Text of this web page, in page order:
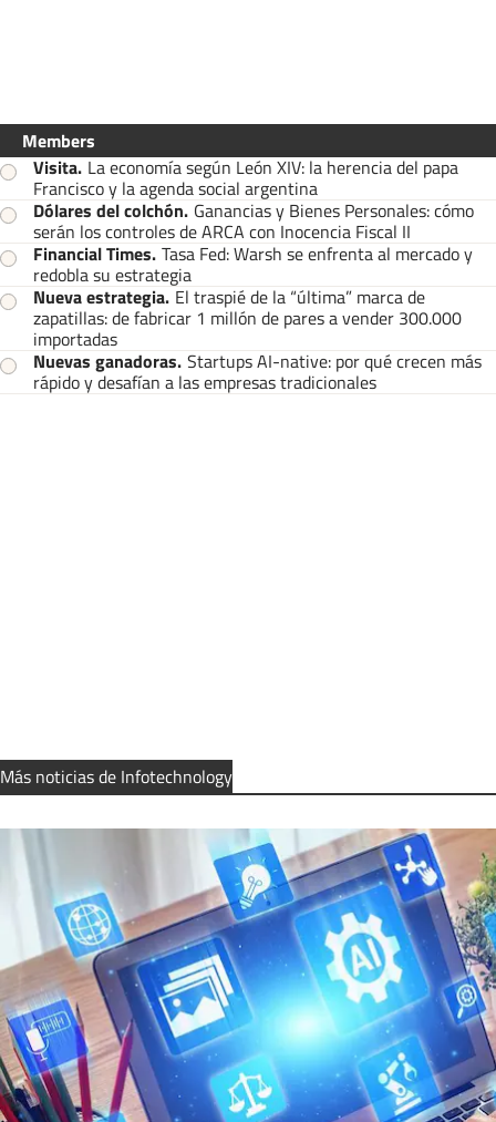
Members
Visita. La economía según León XIV: la herencia del papa
Francisco y la agenda social argentina
Dólares del colchón. Ganancias y Bienes Personales: cómo
serán los controles de ARCA con Inocencia Fiscal II
Financial Times. Tasa Fed: Warsh se enfrenta al mercado y
redobla su estrategia
Nueva estrategia. El traspié de la “última” marca de
zapatillas: de fabricar 1 millón de pares a vender 300.000
importadas
Nuevas ganadoras. Startups AI-native: por qué crecen más
rápido y desafían a las empresas tradicionales
Más noticias de Infotechnology